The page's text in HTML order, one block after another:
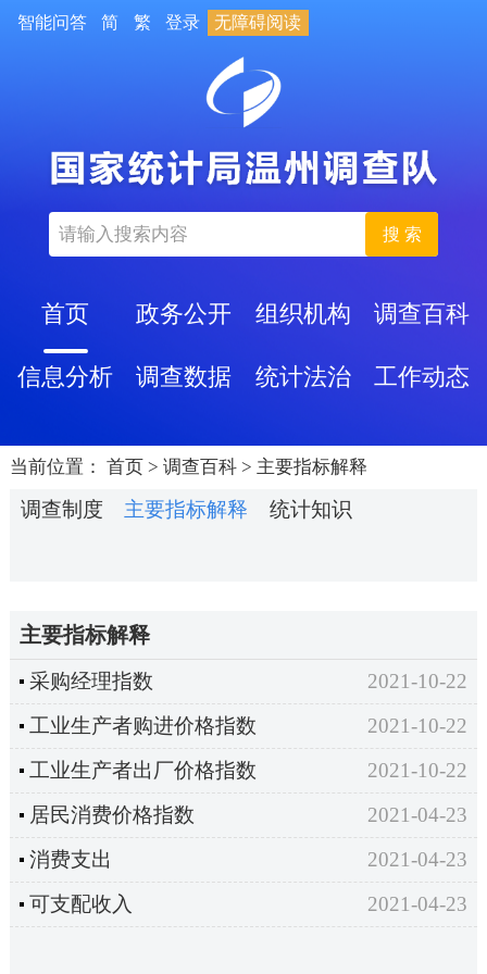
智能问答 简 繁 登录 无障碍阅读
搜 索
首页 政务公开 组织机构 调查百科
信息分析 调查数据 统计法治 工作动态
当前位置： 首页 > 调查百科 > 主要指标解释
调查制度 主要指标解释 统计知识
主要指标解释
采购经理指数
2021-10-22
工业生产者购进价格指数
2021-10-22
工业生产者出厂价格指数
2021-10-22
居民消费价格指数
2021-04-23
消费支出
2021-04-23
可支配收入
2021-04-23